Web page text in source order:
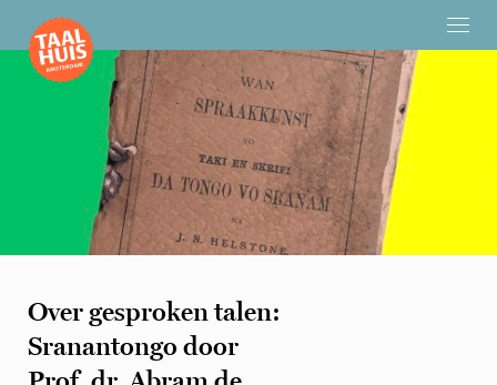
Over gesproken talen:
Sranantongo door